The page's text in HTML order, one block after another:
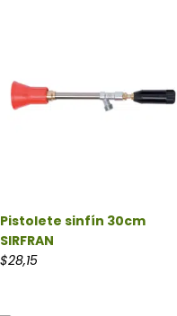
Pistolete sinfín 30cm
SIRFRAN
$28,15